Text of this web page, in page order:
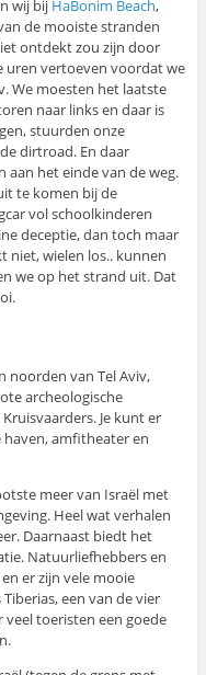
wij bij HaBonim Beach,
de mooiste stranden
ontdekt zou zijn door
uren vertoeven voordat we
We moesten het laatste
naar links en daar is
stuurden onze
dirtroad. En daar
aan het einde van de weg.
te komen bij de
vol schoolkinderen
deceptie, dan toch maar
niet, wielen los.. kunnen
we op het strand uit. Dat
noorden van Tel Aviv,
archeologische
Je kunt er
amfitheater en
meer van Israël met
Heel wat verhalen
Daarnaast biedt het
Natuurliefhebbers en
er zijn vele mooie
een van de vier
veel toeristen een goede